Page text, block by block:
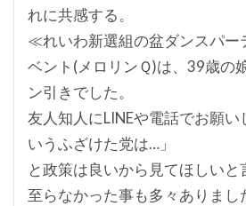
れに共感する。
≪れいわ新選組の盆ダンスパー
ベント(メロリンＱ)は、39歳の
ン引きでした。
友人知人にLINEや電話でお願
いうふざけた党は…」
と政策は良いから見てほしいと
至らなかった事も多々ありまし